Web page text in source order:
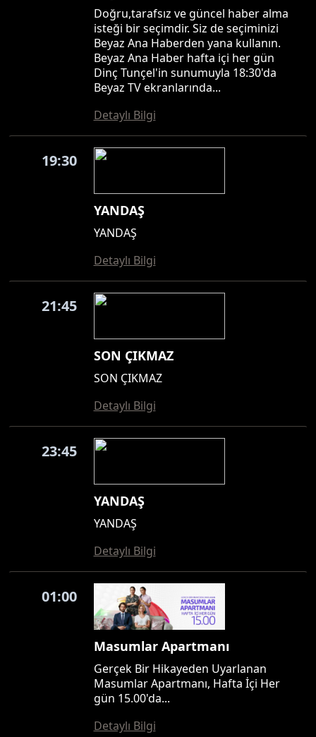
Doğru,tarafsız ve güncel haber alma
isteği bir seçimdir. Siz de seçiminizi
Beyaz Ana Haberden yana kullanın.
Beyaz Ana Haber hafta içi her gün
Dinç Tunçel'in sunumuyla 18:30'da
Beyaz TV ekranlarında...
Detaylı Bilgi
19:30
YANDAŞ
YANDAŞ
Detaylı Bilgi
21:45
SON ÇIKMAZ
SON ÇIKMAZ
Detaylı Bilgi
23:45
YANDAŞ
YANDAŞ
Detaylı Bilgi
01:00
Masumlar Apartmanı
Gerçek Bir Hikayeden Uyarlanan
Masumlar Apartmanı, Hafta İçi Her
gün 15.00'da...
Detaylı Bilgi